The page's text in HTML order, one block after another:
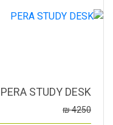
PERA STUDY DESK
4250
₪